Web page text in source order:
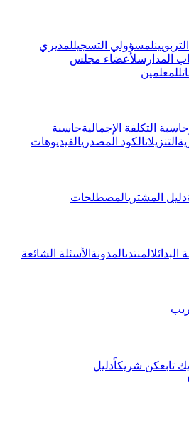
لمسؤولي التسجيللمديري
المدارسلأعضاء مجلس
للمعلمين
حاسبة التكلفة الإجماليةحاسبة
التنزيلاتالكود المصدريالفيديوهات
دليل المشتريالمصطلحات
البدائلالمنتدىالمدونة الأسئلة الشائعة
تابعكن شريكاًدليل